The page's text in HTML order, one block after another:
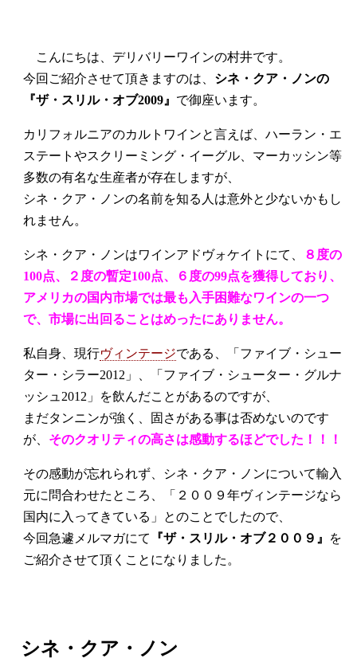
こんにちは、デリバリーワインの村井です。
今回ご紹介させて頂きますのは、 シネ・クア・ノンの
『ザ・スリル・オブ2009』 で御座います。
カリフォルニアのカルトワインと言えば、ハーラン・エ
ステートやスクリーミング・イーグル、マーカッシン等
多数の有名な生産者が存在しますが、
シネ・クア・ノンの名前を知る人は意外と少ないかもし
れません。
シネ・クア・ノンはワインアドヴォケイトにて、
８度の
100点、２度の暫定100点、６度の99点を獲得しており、
アメリカの国内市場では最も入手困難なワインの一つ
で、市場に出回ることはめったにありません。
私自身、現行ヴィンテージである、「ファイブ・シュー
ター・シラー2012」、「ファイブ・シューター・グルナ
ッシュ2012」を飲んだことがあるのですが、
まだタンニンが強く、固さがある事は否めないのです
が、 そのクオリティの高さは感動するほどでした！！！
その感動が忘れられず、シネ・クア・ノンについて輸入
元に問合わせたところ、「２００９年ヴィンテージなら
国内に入ってきている」とのことでしたので、
今回急遽メルマガにて
『ザ・スリル・オブ２００９』
を
ご紹介させて頂くことになりました。
シネ・クア・ノン